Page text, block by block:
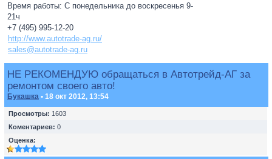
Время работы: С понедельника до воскресенья 9-
21ч
+7 (495) 995-12-20
http://www.autotrade-ag.ru/
sales@autotrade-ag.ru
НЕ РЕКОМЕНДУЮ обращаться в Автотрейд-АГ за
ремонтом своего авто!
Букашка • 18 окт 2012, 13:54
Просмотры: 1603
Коментариев: 0
Оценка: